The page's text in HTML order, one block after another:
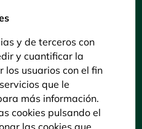
y de terceros con
y cuantificar la
los usuarios con el fin
que le
más información.
cookies pulsando el
las cookies que